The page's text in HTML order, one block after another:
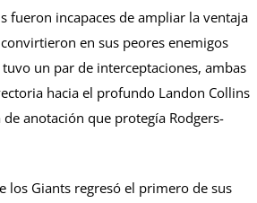
fueron incapaces de ampliar la ventaja
en sus peores enemigos
un par de interceptaciones, ambas
hacia el profundo Landon Collins
anotación que protegía Rodgers-
los Giants regresó el primero de sus